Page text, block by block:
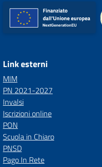
Link esterni
MIM
PN 2021-2027
Invalsi
Iscrizioni online
PON
Scuola in Chiaro
PNSD
Pago In Rete